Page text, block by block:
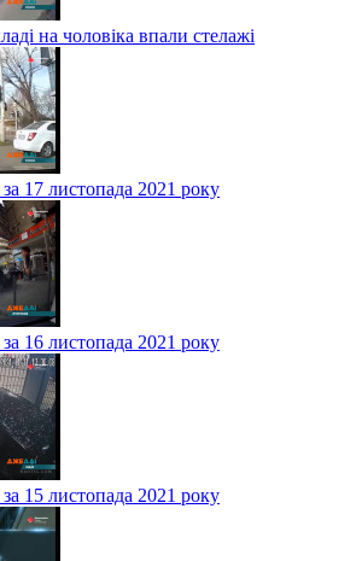
на чоловіка впали стелажі
17 листопада 2021 року
16 листопада 2021 року
15 листопада 2021 року